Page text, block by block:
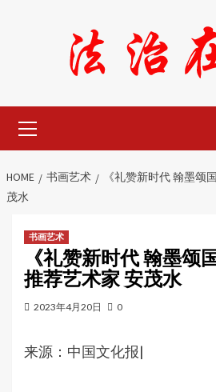
Menu
HOME 书画艺术
《礼赞新时代 翰墨
茂水
书画艺术
《礼赞新时代 翰墨颂
推荐艺术家 安茂水
2023年4月20日 0
来源： 中国文化报|